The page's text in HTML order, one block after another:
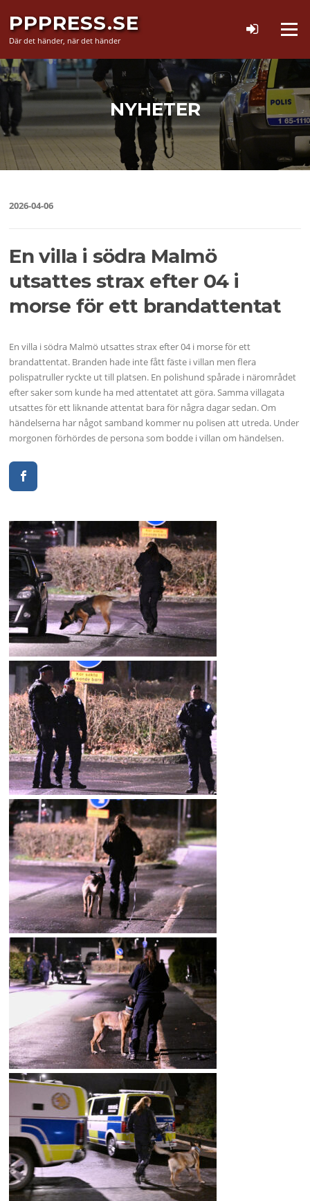
innehåll
PPPRESS.SE
Där det händer, när det händer
Meny
NYHETER
2026-04-06
En villa i södra Malmö
utsattes strax efter 04 i
morse för ett brandattentat
En villa i södra Malmö utsattes strax efter 04 i morse för ett
brandattentat. Branden hade inte fått fäste i villan men flera
polispatruller ryckte ut till platsen. En polishund spårade i närområdet
efter saker som kunde ha med attentatet att göra. Samma villagata
utsattes för ett liknande attentat bara för några dagar sedan. Om
händelserna har något samband kommer nu polisen att utreda. Under
morgonen förhördes de persona som bodde i villan om händelsen.